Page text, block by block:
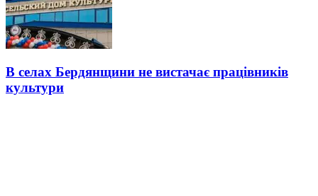
В селах Бердянщини не вистачає працівників
культури